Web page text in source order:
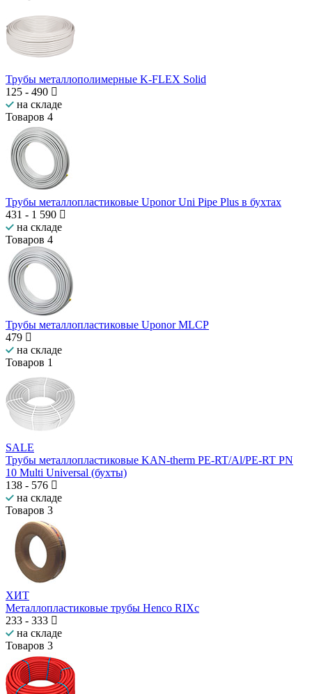
Трубы металлополимерные K-FLEX Solid
125 - 490
на складе
Товаров 4
Трубы металлопластиковые Uponor Uni Pipe Plus в бухтах
431 - 1 590
на складе
Товаров 4
Трубы металлопластиковые Uponor MLCP
479
на складе
Товаров 1
SALE
Трубы металлопластиковые KAN-therm PE-RT/Al/PE-RT PN
10 Multi Universal (бухты)
138 - 576
на складе
Товаров 3
ХИТ
Металлопластиковые трубы Henco RIXc
233 - 333
на складе
Товаров 3